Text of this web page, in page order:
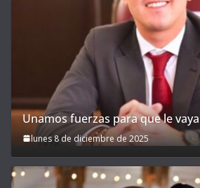
Unamos fuerzas para que le
lunes 8 de diciembre de 2025